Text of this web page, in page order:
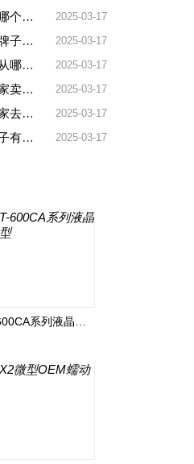
2025-03-17
点呢
2025-03-17
用
2025-03-17
量好
2025-03-17
好
2025-03-17
实惠
2025-03-17
好